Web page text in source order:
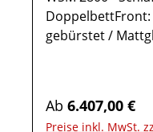
gebürstet /
teilig
Regulärer Preis:
Ab 6.407,00 €
Preise inkl. MwSt.